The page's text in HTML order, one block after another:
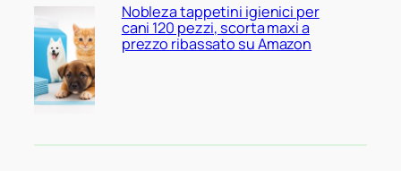
Nobleza tappetini igienici per
cani 120 pezzi, scorta maxi a
prezzo ribassato su Amazon